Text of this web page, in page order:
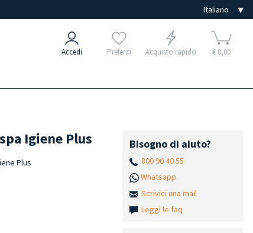
Accedi Preferiti Acquisto rapido € 0,00
Igiene Plus
Plus
Bisogno di aiuto?
800 90 40 55
Whatsapp
Scrivici una mail
Leggi le faq